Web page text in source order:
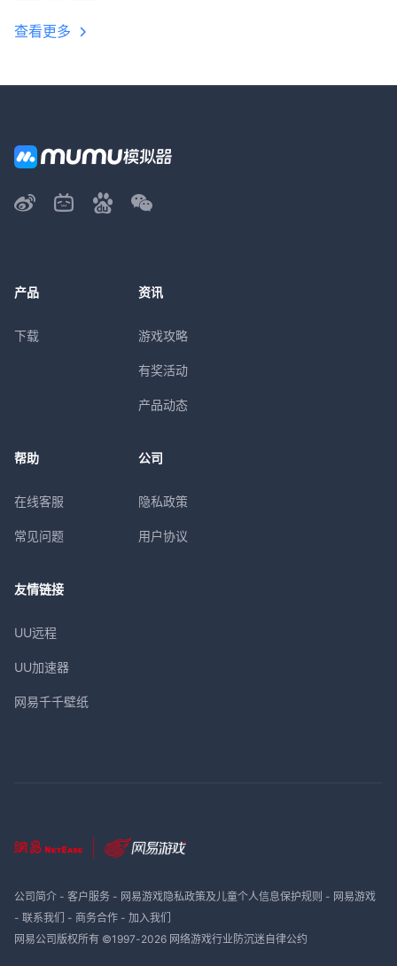
查看更多
产品
下载
资讯
游戏攻略
有奖活动
产品动态
帮助
在线客服
常见问题
公司
隐私政策
用户协议
友情链接
UU远程
UU加速器
网易千千壁纸
公司简介- 客户服务- 网易游戏隐私政策及儿童个人信息保护规则 - 网易游戏
- 联系我们 - 商务合作- 加入我们
网易公司版权所有 ©1997-2026 网络游戏行业防沉迷自律公约